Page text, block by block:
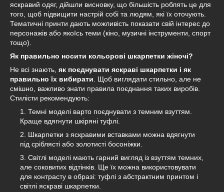
яскравий одяг, дійшли висновку, що більшість роблять це для
того, щоб підвищити настрій собі та людям, які їх оточують.
Тематичні принти дають можливість показати свій інтерес до
персонажів або якоїсь теми (кіно, музичні інструменти, спорт
тощо).
Як правильно носити кольорові шкарпетки жіночі?
Не всі знають, як поєднувати яскраві шкарпетки і як
правильно їх вибирати . Щоб виглядати стильно, але не
смішно, важливо знати правила поєднання таких виробів.
Стилісти рекомендують:
Темні моделі варто поєднувати з темним взуттям.
Краще вдягнути шкіряні туфлі.
Шкарпетки з яскравими вставками можна вдягнути
під сріблясті або золотисті босоніжки.
Світлі моделі мають гарний вигляд із взуттям темних,
але соковитих відтінків. Ще їх можна використовувати
для контрасту в образі: туфлі з абстрактним принтом і
світлі яскраві шкарпетки.